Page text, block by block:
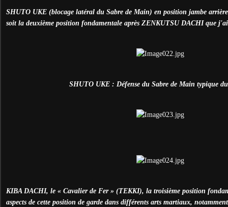
SHUTO UKE (blocage latéral du Sabre de Main) en position jambe
soit la deuxième position fondamentale après ZENKUTSU DACHI que
SHUTO UKE : Défense du Sabre de Main typique
KIBA DACHI, le « Cavalier de Fer » (TEKKI), la troisième position
aspects de cette position de garde dans différents arts martiaux,